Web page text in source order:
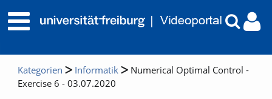
Kategorien Informatik
Numerical Optimal Control -
Exercise 6 - 03.07.2020